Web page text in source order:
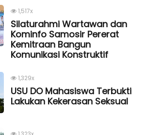
1,517x
Silaturahmi Wartawan dan
Kominfo Samosir Pererat
Kemitraan Bangun
Komunikasi Konstruktif
1,329x
USU DO Mahasiswa Terbukti
Lakukan Kekerasan Seksual